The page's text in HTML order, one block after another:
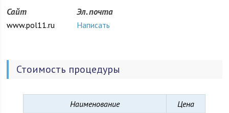
мануальную терапию; обследования –
электрокардиографию, эндоскопию, рентгенодиагностику,
ультразвуковые и лабораторные исследования; вакцинацию.
Сайт
www.pol11.ru
Эл. почта
Написать
Стоимость процедуры
Наименование
Цена